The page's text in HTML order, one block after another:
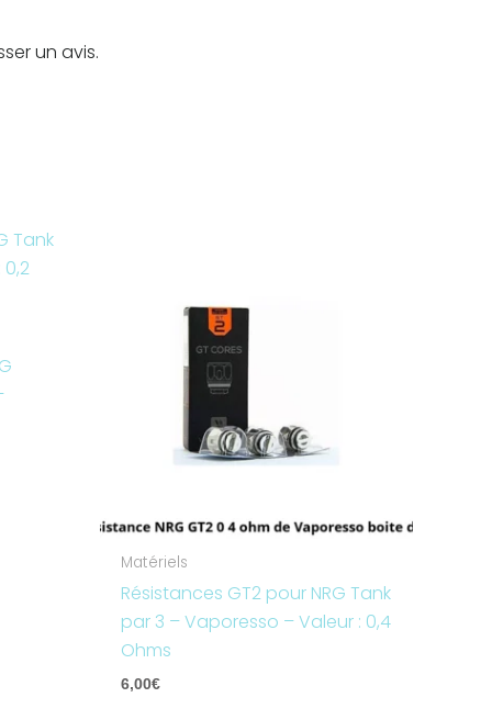
un avis.
Matériels
Résistances GT2 pour NRG Tank
par 3 – Vaporesso – Valeur : 0,4
Ohms
6,00€